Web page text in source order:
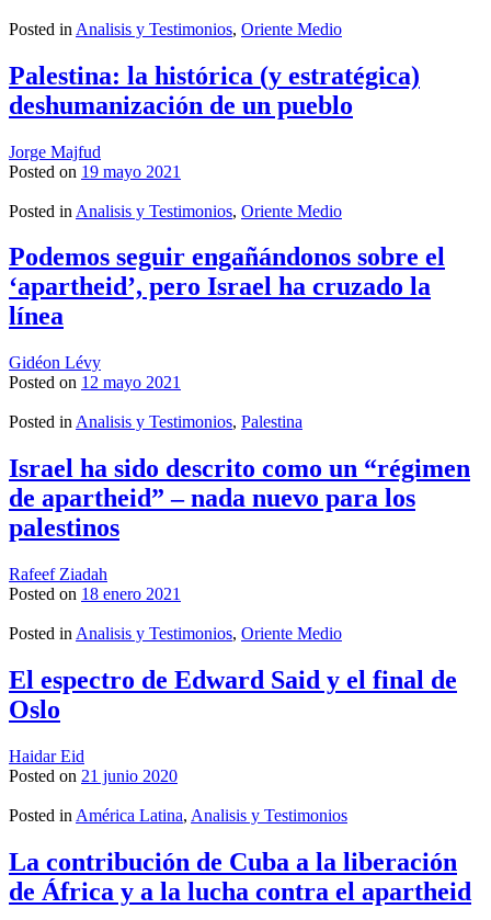
Posted in Analisis y Testimonios, Oriente Medio
Palestina: la histórica (y estratégica)
deshumanización de un pueblo
Jorge Majfud
Posted on 19 mayo 2021
Posted in Analisis y Testimonios, Oriente Medio
Podemos seguir engañándonos sobre el
‘apartheid’, pero Israel ha cruzado la
línea
Gidéon Lévy
Posted on 12 mayo 2021
Posted in Analisis y Testimonios, Palestina
Israel ha sido descrito como un “régimen
de apartheid” – nada nuevo para los
palestinos
Rafeef Ziadah
Posted on 18 enero 2021
Posted in Analisis y Testimonios, Oriente Medio
El espectro de Edward Said y el final de
Oslo
Haidar Eid
Posted on 21 junio 2020
Posted in América Latina, Analisis y Testimonios
La contribución de Cuba a la liberación
de África y a la lucha contra el apartheid